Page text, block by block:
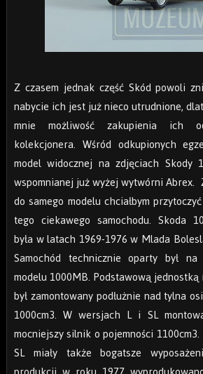
Z czasem jednak część Skód powoli
nabycie ich jest już nieco utrudnione,
mnie możliwość zakupienia ich
kolekcjonera. Wśród odkupionych
model widocznej na zdjęciach Skody
wspomnianej już wyżej wytwórni Abrex.
do samego modelu chciałbym
tego ciekawego samochodu. Skoda
była w latach 1969-1976 w Mlada
Samochód technicznie oparty był
modelu 1000MB. Podstawową
był zamontowany podłużnie nad tylna
1000cm3. W wersjach L i SL
mocniejszy silnik o pojemności
SL miały także bogatsze